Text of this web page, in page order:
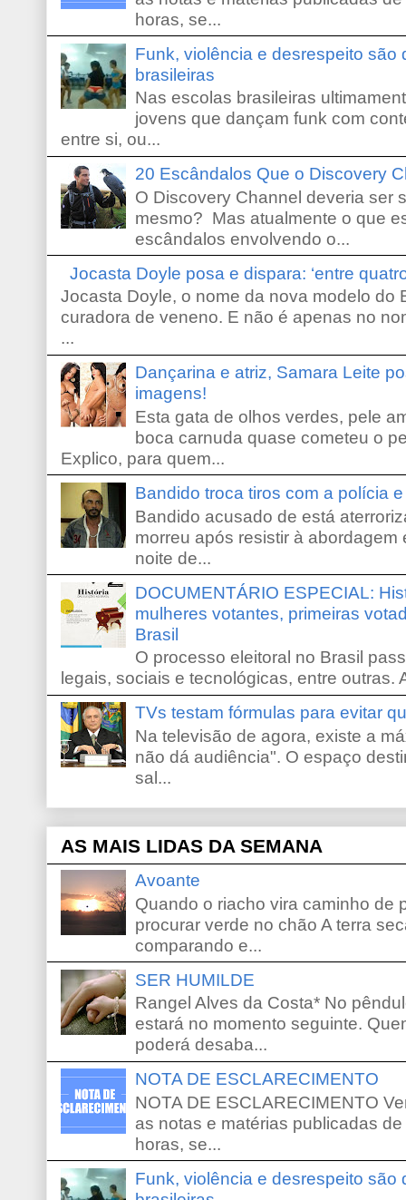
horas, se...
Funk, violência e desrespeito são
brasileiras
Nas escolas brasileiras
jovens que dançam funk com
entre si, ou...
20 Escândalos Que o Discovery
O Discovery Channel deveria ser
mesmo? Mas atualmente o que
escândalos envolvendo o...
Jocasta Doyle posa e dispara: ‘entre
Jocasta Doyle, o nome da nova modelo do
curadora de veneno. E não é apenas no
...
Dançarina e atriz, Samara Leite
imagens!
Esta gata de olhos verdes, pele
boca carnuda quase cometeu o
Explico, para quem...
Bandido troca tiros com a polícia
Bandido acusado de está
morreu após resistir à
noite de...
DOCUMENTÁRIO ESPECIAL:
mulheres votantes, primeiras
Brasil
O processo eleitoral no Brasil
legais, sociais e tecnológicas, entre outras.
TVs testam fórmulas para evitar
Na televisão de agora, existe a
não dá audiência". O espaço
sal...
AS MAIS LIDAS DA SEMANA
Avoante
Quando o riacho vira caminho de
procurar verde no chão A terra
comparando e...
SER HUMILDE
Rangel Alves da Costa* No
estará no momento seguinte.
poderá desaba...
NOTA DE ESCLARECIMENTO
NOTA DE ESCLARECIMENTO
as notas e matérias publicadas
horas, se...
Funk, violência e desrespeito são